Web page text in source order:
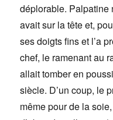
déplorable. Palpatine
avait sur la tête et,
ses doigts fins et l’a
chef, le ramenant au
allait tomber en
siècle. D’un coup, le
même pour de la